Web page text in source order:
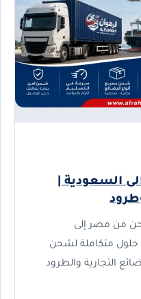
السعودية |
من مصر إلى
حلول متكاملة لشحن
التجارية والطرود